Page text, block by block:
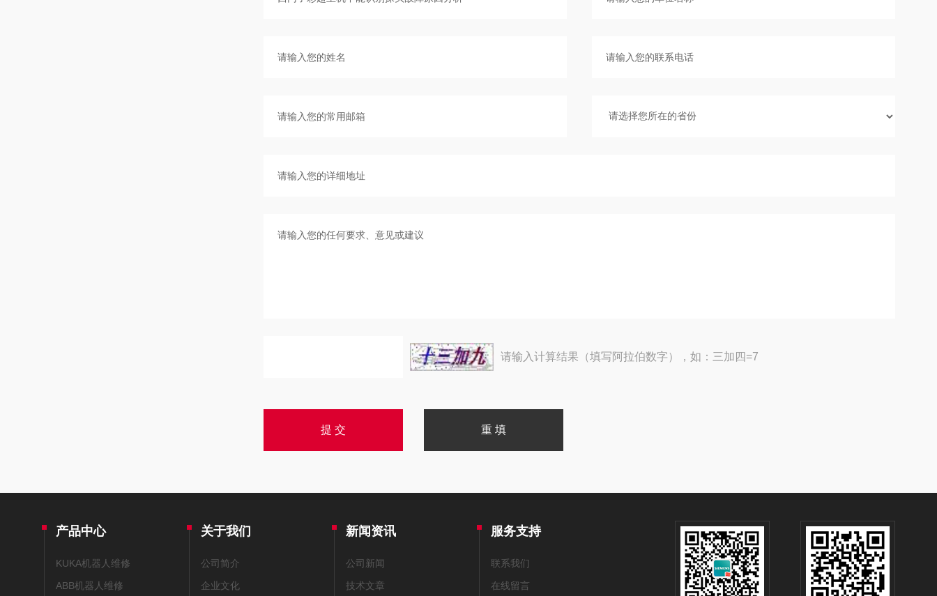
请输入计算结果（填写阿拉伯数字），如：三加四=7
产品中心
KUKA机器人维修
ABB机器人维修
关于我们
公司简介
企业文化
新闻资讯
公司新闻
技术文章
服务支持
联系我们
在线留言